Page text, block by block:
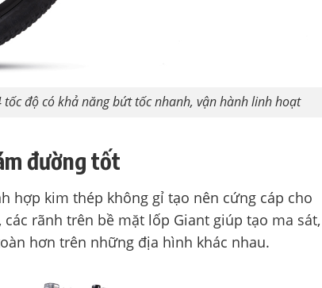
độ có khả năng bứt tốc nhanh, vận hành linh hoạt
đường tốt
hợp kim thép không gỉ tạo nên cứng cáp cho
rãnh trên bề mặt lốp Giant giúp tạo ma sát,
hơn trên những địa hình khác nhau.